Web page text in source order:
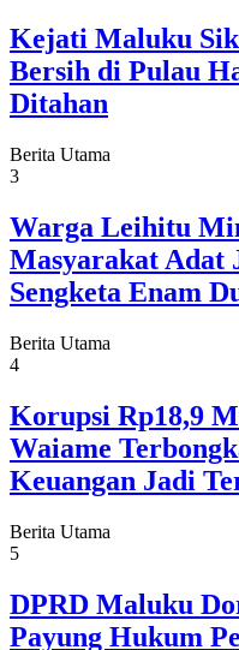
Kejati Maluku
Bersih di Pulau
Ditahan
Berita Utama
3
Warga Leihitu
Masyarakat Adat
Sengketa Enam
Berita Utama
4
Korupsi Rp18,9
Waiame
Keuangan Jadi
Berita Utama
5
DPRD Maluku
Payung Hukum